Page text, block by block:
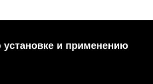
установке и применению